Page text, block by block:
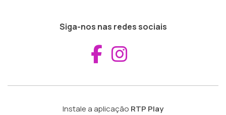
Siga-nos nas redes sociais
Aceder ao
Instale a aplicação RTP Play